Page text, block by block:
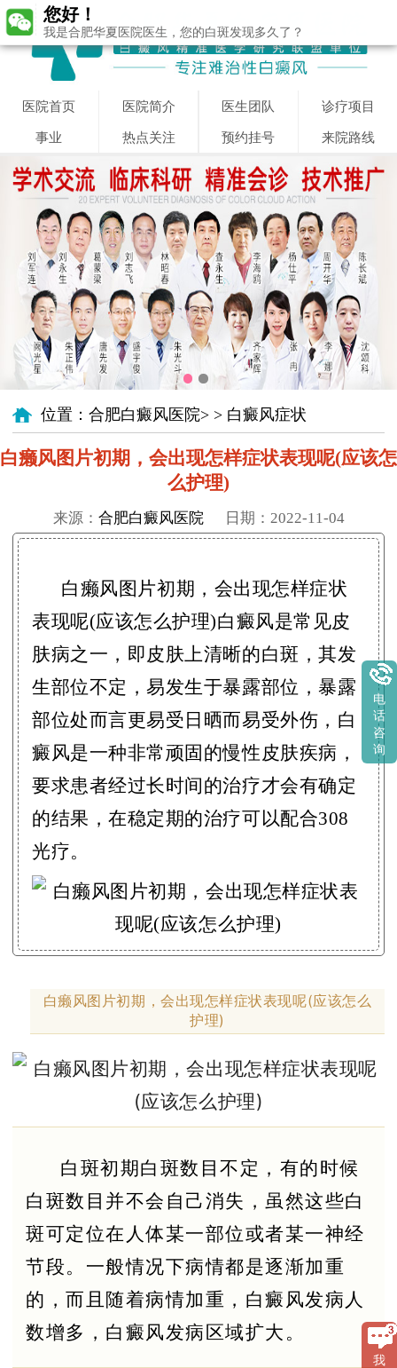
医院首页 医院简介 医生团队 诊疗项目
事业 热点关注 预约挂号 来院路线
位置：合肥白癜风医院> > 白癜风症状
白癞风图片初期，会出现怎样症状表现呢(应该怎
么护理)
来源： 合肥白癜风医院日期：2022-11-04
白癞风图片初期，会出现怎样症状
表现呢(应该怎么护理)白癜风是常见皮
肤病之一，即皮肤上清晰的白斑，其发
生部位不定，易发生于暴露部位，暴露
部位处而言更易受日晒而易受外伤，白
癜风是一种非常顽固的慢性皮肤疾病，
要求患者经过长时间的治疗才会有确定
的结果，在稳定期的治疗可以配合308
光疗。
白癞风图片初期，会出现怎样症状表现呢(应该怎么
护理)
白斑初期白斑数目不定，有的时候
白斑数目并不会自己消失，虽然这些白
斑可定位在人体某一部位或者某一神经
节段。一般情况下病情都是逐渐加重
的，而且随着病情加重，白癜风发病人
数增多，白癜风发病区域扩大。
我
电
话
咨
询
您好！
我是合肥华夏医院医生，您的白斑发现多久了？